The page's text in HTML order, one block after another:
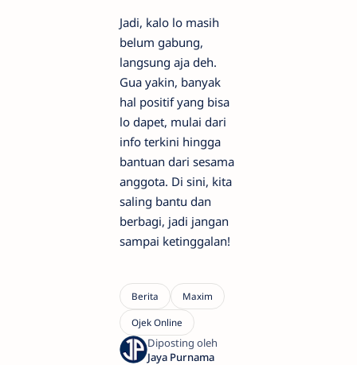
Jadi, kalo lo masih
belum gabung,
langsung aja deh.
Gua yakin, banyak
hal positif yang bisa
lo dapet, mulai dari
info terkini hingga
bantuan dari sesama
anggota. Di sini, kita
saling bantu dan
berbagi, jadi jangan
sampai ketinggalan!